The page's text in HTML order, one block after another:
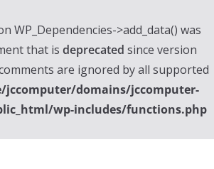
WP_Dependencies->add_data() was
that is deprecated since version
are ignored by all supported
jccomputer/domains/jccomputer-
wp-includes/functions.php